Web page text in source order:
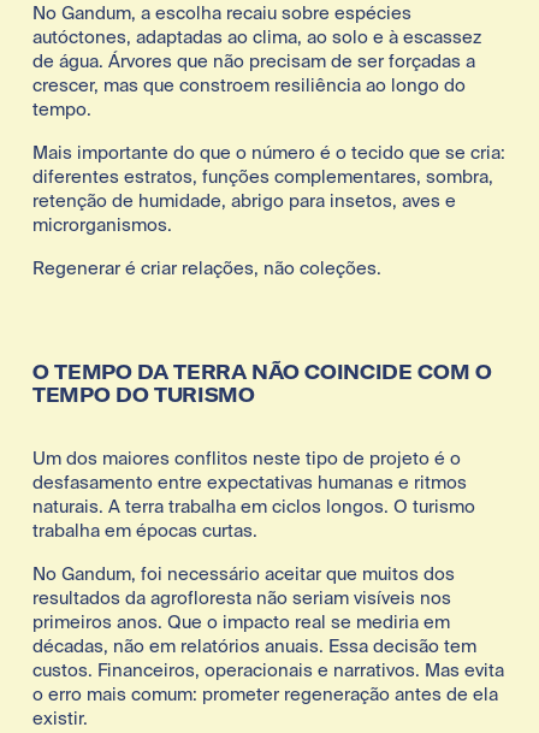
No Gandum, a escolha recaiu sobre espécies
autóctones, adaptadas ao clima, ao solo e à escassez
de água. Árvores que não precisam de ser forçadas a
crescer, mas que constroem resiliência ao longo do
tempo.
Mais importante do que o número é o tecido que se cria:
diferentes estratos, funções complementares, sombra,
retenção de humidade, abrigo para insetos, aves e
microrganismos.
Regenerar é criar relações, não coleções.
O TEMPO DA TERRA NÃO COINCIDE COM O
TEMPO DO TURISMO
Um dos maiores conflitos neste tipo de projeto é o
desfasamento entre expectativas humanas e ritmos
naturais. A terra trabalha em ciclos longos. O turismo
trabalha em épocas curtas.
No Gandum, foi necessário aceitar que muitos dos
resultados da agrofloresta não seriam visíveis nos
primeiros anos. Que o impacto real se mediria em
décadas, não em relatórios anuais. Essa decisão tem
custos. Financeiros, operacionais e narrativos. Mas evita
o erro mais comum: prometer regeneração antes de ela
existir.